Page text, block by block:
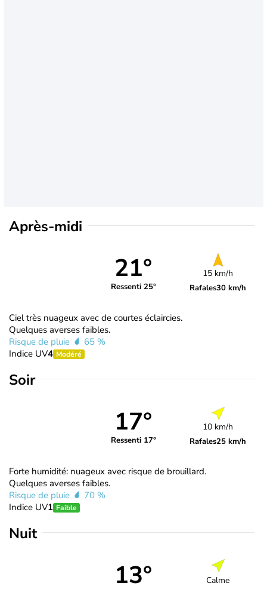
Après-midi
21°
Ressenti 25°
15 km/h
Rafales30 km/h
Ciel très nuageux avec de courtes éclaircies.
Quelques averses faibles.
Risque de pluie
65 %
Indice UV4 Modéré
Soir
17°
Ressenti 17°
10 km/h
Rafales25 km/h
Forte humidité: nuageux avec risque de brouillard.
Quelques averses faibles.
Risque de pluie
70 %
Indice UV1 Faible
Nuit
13° Calme